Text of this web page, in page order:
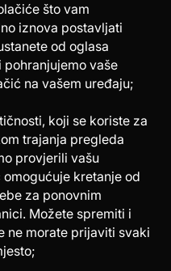
što vam
iznova postavljati
od oglasa
pohranjujemo vaše
na vašem uređaju;
koji se koriste za
trajanja pregleda
provjerili vašu
kretanje od
za ponovnim
Možete spremiti i
ne morate prijaviti svaki